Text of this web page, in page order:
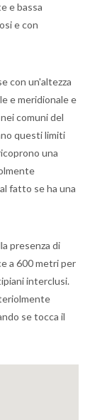
e bassa
e con
con un'altezza
e meridionale e
comuni del
questi limiti
una
fatto se ha una
presenza di
a 600 metri per
interclusi.
se tocca il